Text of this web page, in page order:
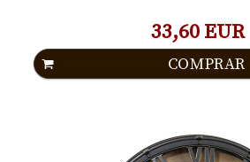
33,60 EUR
COMPRAR